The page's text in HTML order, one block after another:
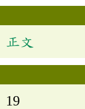
正文
19